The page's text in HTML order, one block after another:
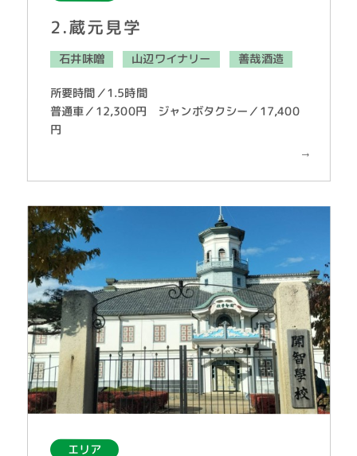
2.蔵元見学
石井味噌 山辺ワイナリー 善哉酒造
所要時間／1.5時間
普通車／12,300円 ジャンボタクシー／17,400
円
エリア